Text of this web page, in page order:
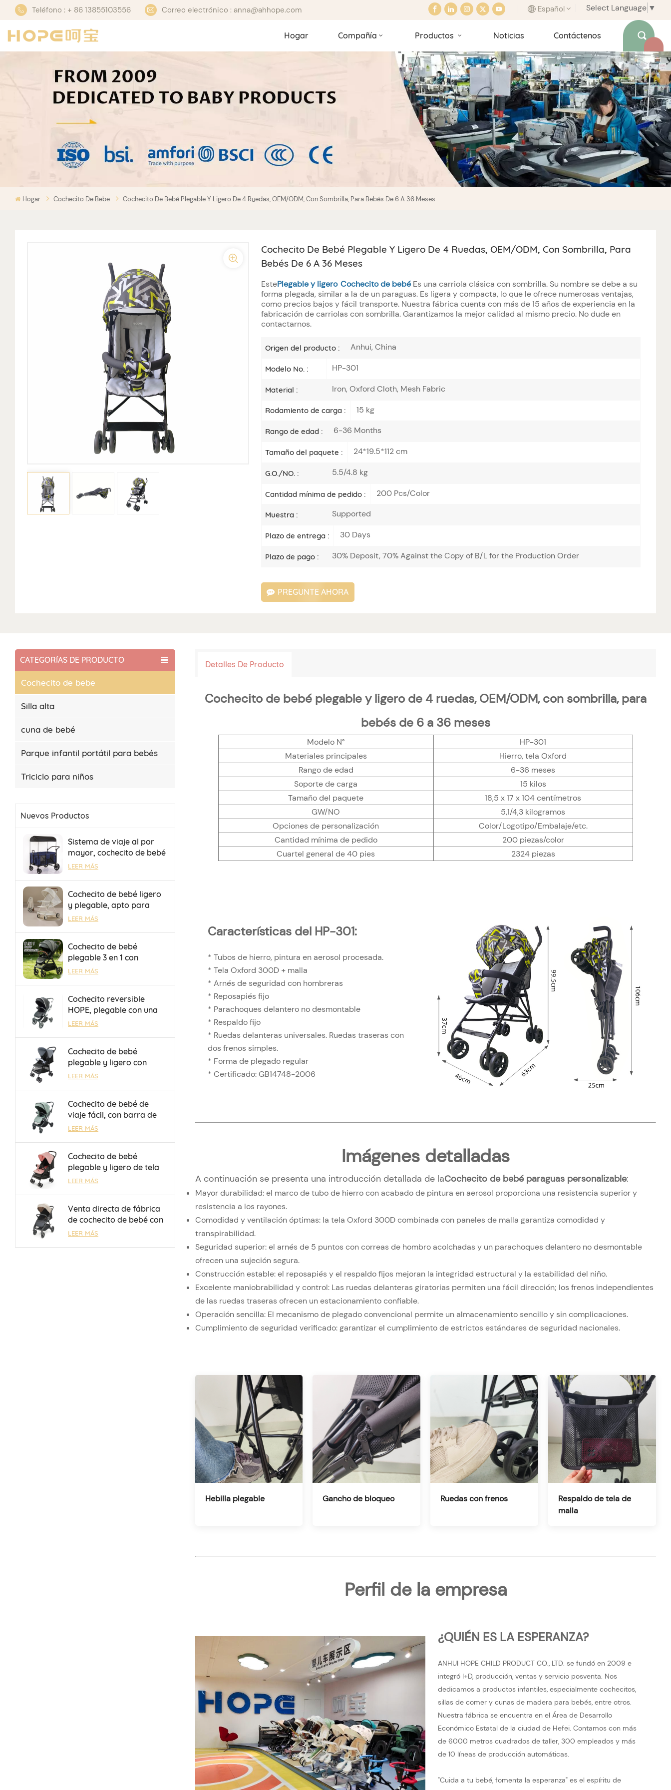
Teléfono : + 86 13855103556 Correo electrónico : anna@ahhope.com Select Language ▼
Español
English
français
italiano
español
português
Hogar Compañía Productos Noticias Contáctenos
Hogar Cochecito De Bebe Cochecito De Bebé Plegable Y Ligero De 4 Ruedas, OEM/ODM, Con Sombrilla, Para Bebés De 6 A 36 Meses
Cochecito De Bebé Plegable Y Ligero De 4 Ruedas, OEM/ODM, Con Sombrilla, Para
Bebés De 6 A 36 Meses
EstePlegable y ligero Cochecito de bebéEs una carriola clásica con sombrilla. Su nombre se debe a su
forma plegada, similar a la de un paraguas. Es ligera y compacta, lo que le ofrece numerosas ventajas,
como precios bajos y fácil transporte. Nuestra fábrica cuenta con más de 15 años de experiencia en la
fabricación de carriolas con sombrilla. Garantizamos la mejor calidad al mismo precio. No dude en
contactarnos.
Origen del producto : Anhui, China
Modelo No. : HP-301
Material : Iron, Oxford Cloth, Mesh Fabric
Rodamiento de carga : 15 kg
Rango de edad : 6-36 Months
Tamaño del paquete : 24*19.5*112 cm
G.O./NO. : 5.5/4.8 kg
Cantidad mínima de pedido : 200 Pcs/Color
Muestra : Supported
Plazo de entrega : 30 Days
Plazo de pago : 30% Deposit, 70% Against the Copy of B/L for the Production Order
PREGUNTE AHORA
CATEGORÍAS DE PRODUCTO
Cochecito de bebe
Silla alta
cuna de bebé
Parque infantil portátil para bebés
Triciclo para niños
Nuevos Productos
Sistema de viaje al por
mayor, cochecito de bebé
para 4 bebés, cochecito
LEER MÁS
Cochecito de bebé ligero
y plegable, apto para
viajes en avión y trenes
LEER MÁS
Cochecito de bebé
plegable 3 en 1 con
asiento reversible y
OEM/ODM
LEER MÁS
Cochecito reversible
HOPE, plegable con una
sola mano, seguro y
LEER MÁS
Cochecito de bebé
plegable y ligero con
sombrilla, OEM/ODM, con
LEER MÁS
Cochecito de bebé de
viaje fácil, con barra de
equipaje y manillar
mayor, OEM/ODM
LEER MÁS
Cochecito de bebé
plegable y ligero de tela
Oxford 300D con freno de
LEER MÁS
Venta directa de fábrica
de cochecito de bebé con
respaldo ajustable
LEER MÁS
Detalles De Producto
Cochecito de bebé plegable y ligero de 4 ruedas, OEM/ODM, con sombrilla, para
bebés de 6 a 36 meses
Modelo N°
HP-301
Materiales principales
Hierro, tela Oxford
Rango de edad
6-36 meses
Soporte de carga
15 kilos
Tamaño del paquete
18,5 x 17 x 104 centímetros
GW/NO
5,1/4,3 kilogramos
Opciones de personalización
Color/Logotipo/Embalaje/etc.
Cantidad mínima de pedido
200 piezas/color
Cuartel general de 40 pies
2324 piezas
Características del HP-301:
* Tubos de hierro, pintura en aerosol procesada.
* Tela Oxford 300D + malla
* Arnés de seguridad con hombreras
* Reposapiés fijo
* Parachoques delantero no desmontable
* Respaldo fijo
* Ruedas delanteras universales. Ruedas traseras con
dos frenos simples.
* Forma de plegado regular
* Certificado: GB14748-2006
Imágenes detalladas
A continuación se presenta una introducción detallada de laCochecito de bebé paraguas personalizable:
Mayor durabilidad: el marco de tubo de hierro con acabado de pintura en aerosol proporciona una resistencia superior y
resistencia a los rayones.
Comodidad y ventilación óptimas: la tela Oxford 300D combinada con paneles de malla garantiza comodidad y
transpirabilidad.
Seguridad superior: el arnés de 5 puntos con correas de hombro acolchadas y un parachoques delantero no desmontable
ofrecen una sujeción segura.
Construcción estable: el reposapiés y el respaldo fijos mejoran la integridad estructural y la estabilidad del niño.
Excelente maniobrabilidad y control: Las ruedas delanteras giratorias permiten una fácil dirección; los frenos independientes
de las ruedas traseras ofrecen un estacionamiento confiable.
Operación sencilla: El mecanismo de plegado convencional permite un almacenamiento sencillo y sin complicaciones.
Cumplimiento de seguridad verificado: garantizar el cumplimiento de estrictos estándares de seguridad nacionales.
Hebilla plegable Gancho de bloqueo Ruedas con frenos
Respaldo de tela de
malla
Perfil de la empresa
¿QUIÉN ES LA ESPERANZA?
ANHUI HOPE CHILD PRODUCT CO., LTD. se fundó en 2009 e
integró I+D, producción, ventas y servicio posventa. Nos
dedicamos a productos infantiles, especialmente cochecitos,
sillas de comer y cunas de madera para bebés, entre otros.
Nuestra fábrica se encuentra en el Área de Desarrollo
Económico Estatal de la ciudad de Hefei. Contamos con más
de 6000 metros cuadrados de taller, 300 empleados y más
de 10 líneas de producción automáticas.
"Cuida a tu bebé, fomenta la esperanza" es el espíritu de